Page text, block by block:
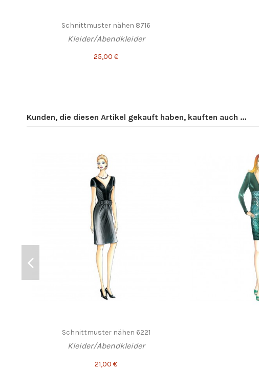
Schnittmuster nähen 8716
Kleider/Abendkleider
25,00 €
Kunden, die diesen Artikel gekauft haben, kauften auch ...
Schnittmuster nähen 6221
Kleider/Abendkleider
21,00 €